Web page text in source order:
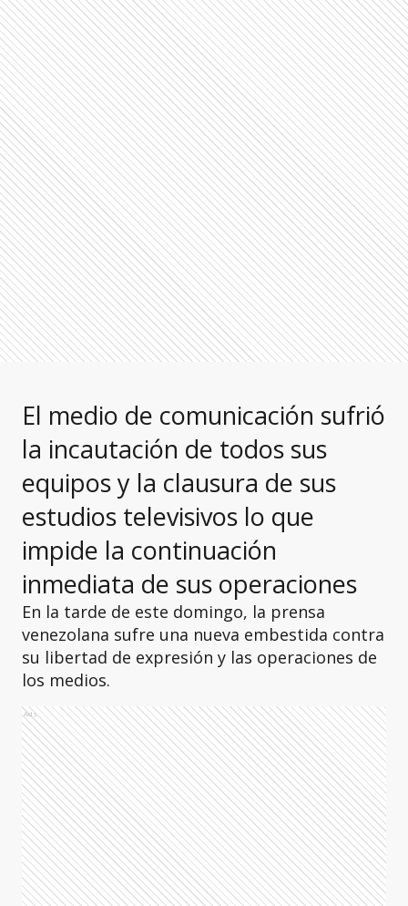
El medio de comunicación sufrió
la incautación de todos sus
equipos y la clausura de sus
estudios televisivos lo que
impide la continuación
inmediata de sus operaciones
En la tarde de este domingo, la prensa
venezolana sufre una nueva embestida contra
su libertad de expresión y las operaciones de
los medios.
Ads